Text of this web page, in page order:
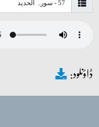
ڈاؤنلود: